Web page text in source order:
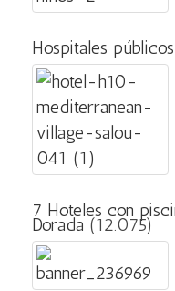
Hospitales
7 Hoteles con
Dorada (12.075)